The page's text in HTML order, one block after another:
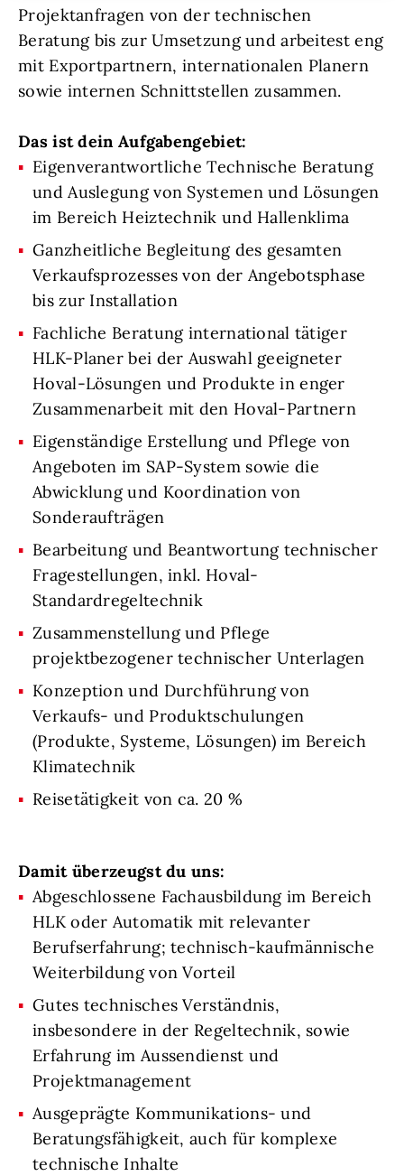
Projektanfragen von der technischen
Beratung bis zur Umsetzung und arbeitest eng
mit Exportpartnern, internationalen Planern
sowie internen Schnittstellen zusammen.
Das ist dein Aufgabengebiet:
Eigenverantwortliche Technische Beratung
und Auslegung von Systemen und Lösungen
im Bereich Heiztechnik und Hallenklima
Ganzheitliche Begleitung des gesamten
Verkaufsprozesses von der Angebotsphase
bis zur Installation
Fachliche Beratung international tätiger
HLK-Planer bei der Auswahl geeigneter
Hoval-Lösungen und Produkte in enger
Zusammenarbeit mit den Hoval-Partnern
Eigenständige Erstellung und Pflege von
Angeboten im SAP-System sowie die
Abwicklung und Koordination von
Sonderaufträgen
Bearbeitung und Beantwortung technischer
Fragestellungen, inkl. Hoval-
Standardregeltechnik
Zusammenstellung und Pflege
projektbezogener technischer Unterlagen
Konzeption und Durchführung von
Verkaufs- und Produktschulungen
(Produkte, Systeme, Lösungen) im Bereich
Klimatechnik
Reisetätigkeit von ca. 20 %
Damit überzeugst du uns:
Abgeschlossene Fachausbildung im Bereich
HLK oder Automatik mit relevanter
Berufserfahrung; technisch-kaufmännische
Weiterbildung von Vorteil
Gutes technisches Verständnis,
insbesondere in der Regeltechnik, sowie
Erfahrung im Aussendienst und
Projektmanagement
Ausgeprägte Kommunikations- und
Beratungsfähigkeit, auch für komplexe
technische Inhalte